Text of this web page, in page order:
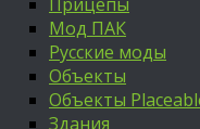
Мод ПАК
Русские моды
Объекты
Объекты
Здания